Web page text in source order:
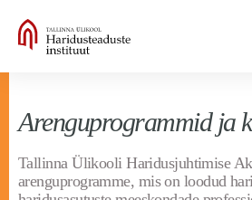
Arenguprogrammid ja
Tallinna Ülikooli Haridusjuhtimise
arenguprogramme, mis on loodud